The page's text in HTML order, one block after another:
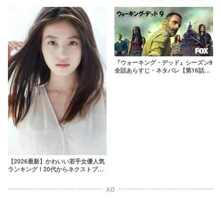
【2026最新】かわいい若手女優人気
ランキング！20代からネクストブレ
『ウォーキング・デッド』シーズン9
全話あらすじ・ネタバレ【第16話ま
AD